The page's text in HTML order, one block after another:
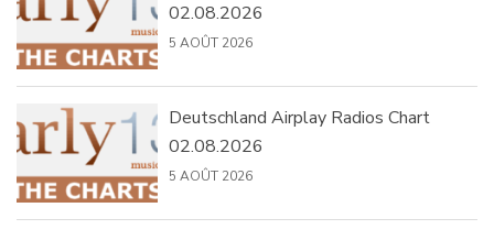
02.08.2026
5 AOÛT 2026
Deutschland Airplay Radios Chart
02.08.2026
5 AOÛT 2026